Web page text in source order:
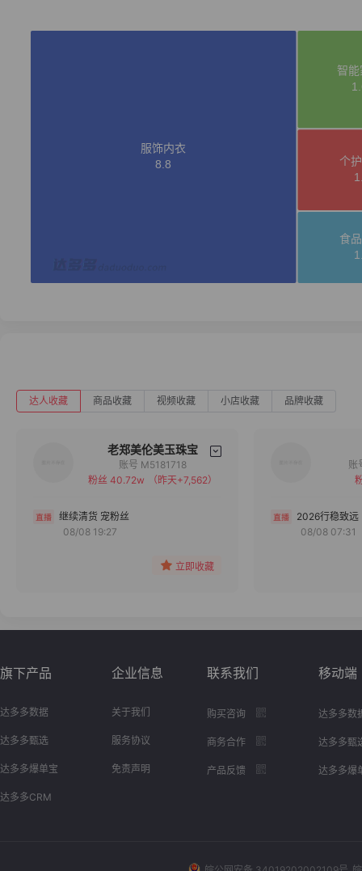
达人收藏 商品收藏 视频收藏 小店收藏 品牌收藏
老郑美伦美玉珠宝
备注
账号 M5181718
粉丝 40.72w
（昨天+7,562）
继续清货 宠粉丝
08/08 19:27
立即收藏
2026行稳致远
08/08 07:31
旗下产品
达多多数据
达多多甄选
达多多爆单宝
达多多CRM
企业信息
关于我们
服务协议
免责声明
联系我们
购买咨询
商务合作
产品反馈
移动端
达多多数
达多多甄
达多多爆